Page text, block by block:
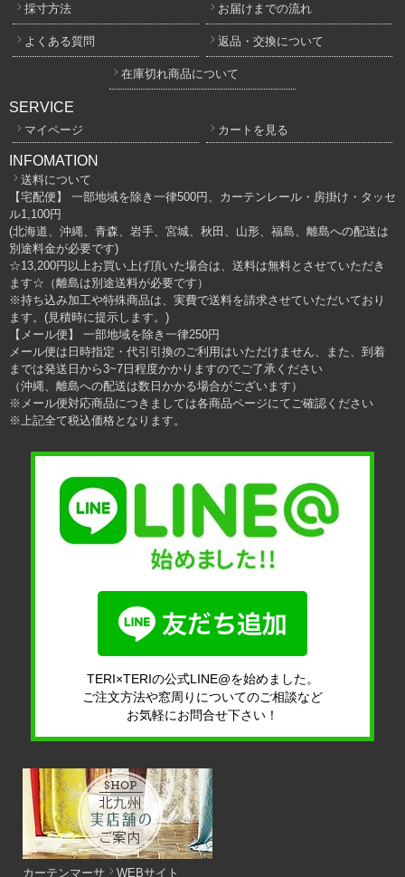
採寸方法 お届けまでの流れ
よくある質問 返品・交換について
在庫切れ商品について
SERVICE
マイページ カートを見る
INFOMATION
送料について
【宅配便】 一部地域を除き一律500円、カーテンレール・房掛け・タッセ
ル1,100円
(北海道、沖縄、青森、岩手、宮城、秋田、山形、福島、離島への配送は
別途料金が必要です)
☆13,200円以上お買い上げ頂いた場合は、送料は無料とさせていただき
ます☆（離島は別途送料が必要です）
※持ち込み加工や特殊商品は、実費で送料を請求させていただいており
ます。(見積時に提示します。)
【メール便】 一部地域を除き一律250円
メール便は日時指定・代引引換のご利用はいただけません、また、到着
までは発送日から3~7日程度かかりますのでご了承ください
（沖縄、離島への配送は数日かかる場合がございます）
※メール便対応商品につきましては各商品ページにてご確認ください
※上記全て税込価格となります。
TERI×TERIの公式LINE@を始めました。
ご注文方法や窓周りについてのご相談など
お気軽にお問合せ下さい！
カーテンマーサ WEBサイト